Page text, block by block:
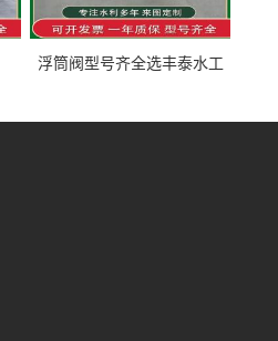
浮筒阀型号齐全选丰泰水工
道水库电站污水处理钢制闸